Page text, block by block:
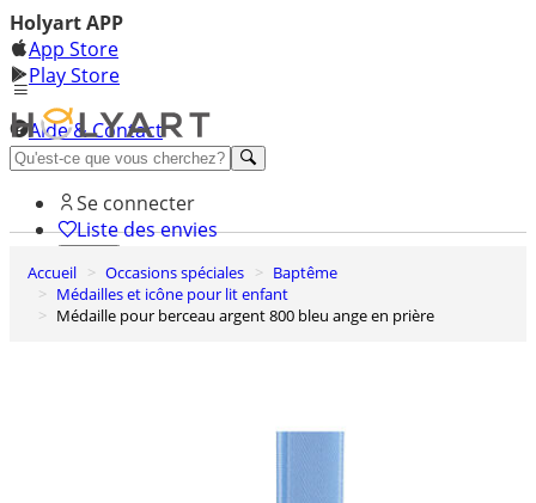
Holyart APP
App Store
Play Store
Aide & Contact
Découvrez Premium
Se connecter
Liste des envies
0
Panier
Accueil Occasions spéciales
Baptême
Médailles et icône pour lit enfant
Médaille pour berceau argent 800 bleu ange en prière